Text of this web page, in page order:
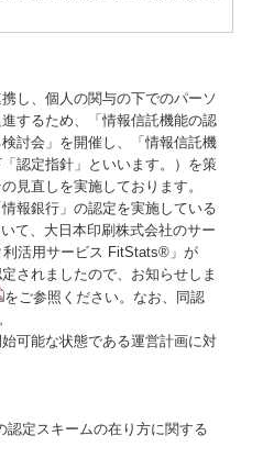
し、個人の関与の下でのパーソ
するため、「情報信託機能の認
討会」を開催し、「情報信託機
認定指針」といいます。）を策
見直しを実施しております。
報銀行」の認定を実施している
て、大日本印刷株式会社のサー
利活用サービス FitStats®」が
されましたので、お知らせしま
をご参照ください。なお、同認
可能な状態である運営計画に対
定スキームの在り方に関する